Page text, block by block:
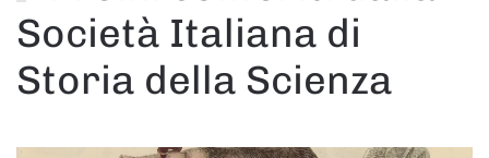
Società Italiana di
Storia della Scienza